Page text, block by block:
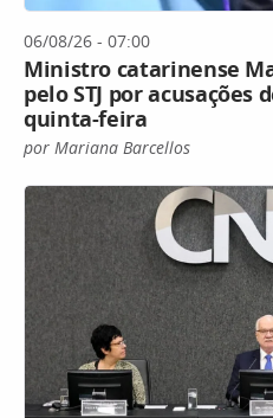
06/08/26 - 07:00
Ministro catarinense
pelo STJ por acusações
quinta-feira
por Mariana Barcellos